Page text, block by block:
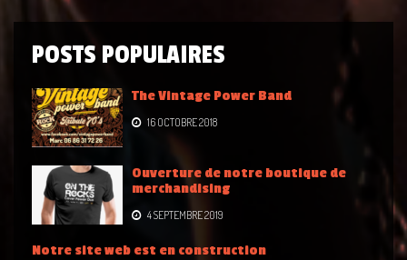
POSTS POPULAIRES
The Vintage Power Band
16 OCTOBRE 2018
Ouverture de notre boutique de
merchandising
4 SEPTEMBRE 2019
Notre site web est en construction